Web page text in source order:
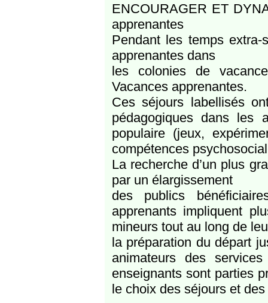
ENCOURAGER ET
apprenantes
Pendant les temps extra-
apprenantes dans
les colonies de
Vacances apprenantes.
Ces séjours labellisés
pédagogiques dans les
populaire (jeux,
compétences
La recherche d’un plus
par un élargissement
des publics
apprenants impliquent
mineurs tout au long de
la préparation du départ
animateurs des
enseignants sont parties
le choix des séjours et